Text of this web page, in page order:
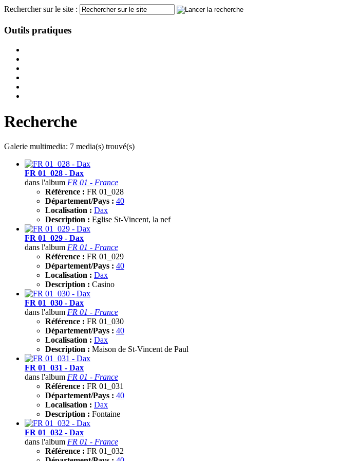
Rechercher sur le site :
Outils pratiques
Recherche
Galerie multimedia: 7 media(s) trouvé(s)
FR 01_028 - Dax
dans l'album FR 01 - France
Référence : FR 01_028
Département/Pays : 40
Localisation : Dax
Description : Eglise St-Vincent, la nef
FR 01_029 - Dax
dans l'album FR 01 - France
Référence : FR 01_029
Département/Pays : 40
Localisation : Dax
Description : Casino
FR 01_030 - Dax
dans l'album FR 01 - France
Référence : FR 01_030
Département/Pays : 40
Localisation : Dax
Description : Maison de St-Vincent de Paul
FR 01_031 - Dax
dans l'album FR 01 - France
Référence : FR 01_031
Département/Pays : 40
Localisation : Dax
Description : Fontaine
FR 01_032 - Dax
dans l'album FR 01 - France
Référence : FR 01_032